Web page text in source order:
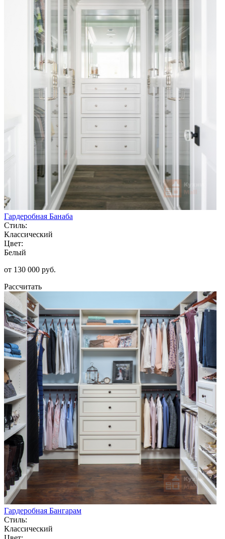
Гардеробная Банаба
Стиль:
Классический
Цвет:
Белый
от 130 000 руб.
Рассчитать
Гардеробная Бангарам
Стиль:
Классический